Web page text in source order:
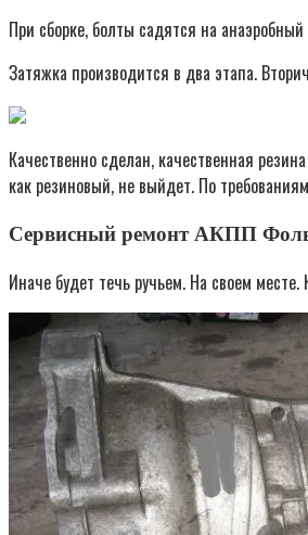
При сборке, болты садятся на
Затяжка производится в два этапа.
Качественно сделан, качественная
как резиновый, не выйдет. По
Сервисный ремонт АКПП
Иначе будет течь ручьем. На своем